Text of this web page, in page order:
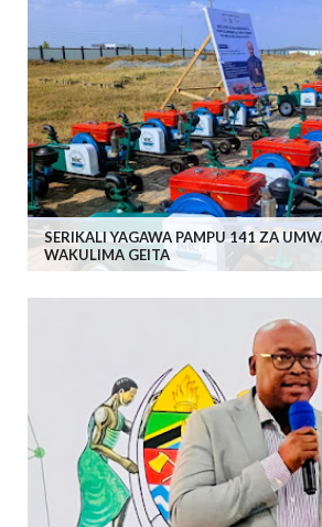
SERIKALI YAGAWA PAMPU 141 ZA
WAKULIMA GEITA